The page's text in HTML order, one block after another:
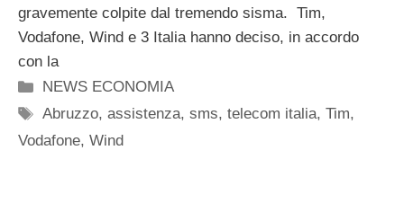
gravemente colpite dal tremendo sisma. Tim,
Vodafone, Wind e 3 Italia hanno deciso, in accordo
con la
Categorie
NEWS ECONOMIA
Tag
Abruzzo,assistenza,sms,telecom italia,Tim,
Vodafone, Wind